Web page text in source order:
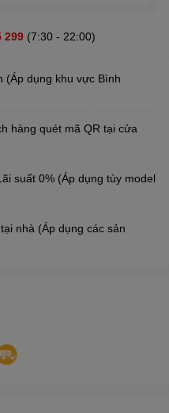
299(7:30 - 22:00)
(Áp dụng khu vực Bình
hàng quét mã QR tại cửa
suất 0% (Áp dụng tùy model
nhà (Áp dụng các sản